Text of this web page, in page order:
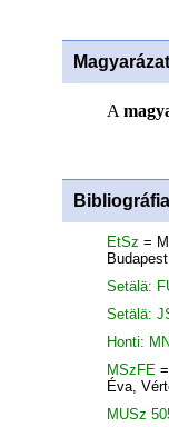
Magyarázat
A
Bibliográfia
EtSz =
Setälä:
Setälä:
Honti:
MSzFE
Éva,
MUSz